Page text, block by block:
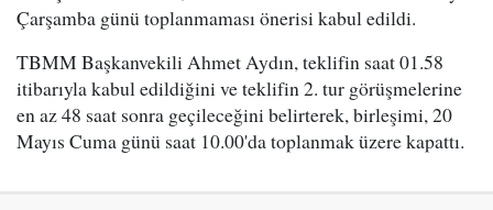
Çarşamba günü toplanmaması önerisi kabul edildi.
TBMM Başkanvekili Ahmet Aydın, teklifin saat 01.58
itibarıyla kabul edildiğini ve teklifin 2. tur görüşmelerine
en az 48 saat sonra geçileceğini belirterek, birleşimi, 20
Mayıs Cuma günü saat 10.00'da toplanmak üzere kapattı.